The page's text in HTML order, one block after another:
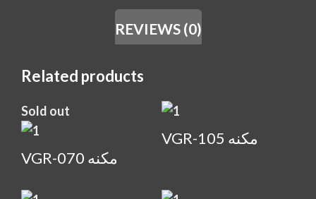
REVIEWS (0)
Related products
Sold out
VGR-070 مكنه
VGR-105 مكنه